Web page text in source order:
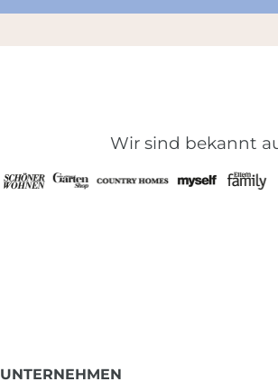
Wir sind bekannt
UNTERNEHMEN